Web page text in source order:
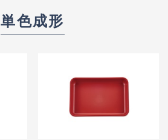
単色成形